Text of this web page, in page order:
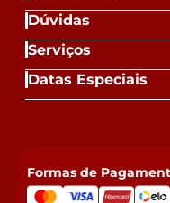
Dúvidas
Serviços
Datas Especiais
Formas de